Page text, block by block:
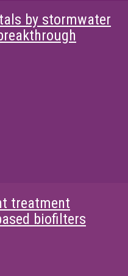
by stormwater
treatment
biofilters